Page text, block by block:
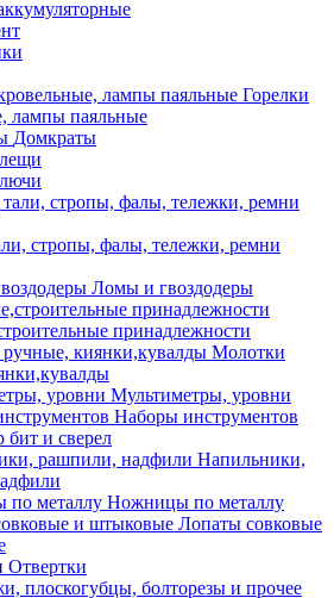
Горелки
лампы паяльные
Домкраты
стропы, фалы, тележки, ремни
Ломы и гвоздодеры
принадлежности
Молотки
Мультиметры, уровни
Наборы инструментов
бит и сверел
Напильники,
Ножницы по металлу
Лопаты совковые
Отвертки